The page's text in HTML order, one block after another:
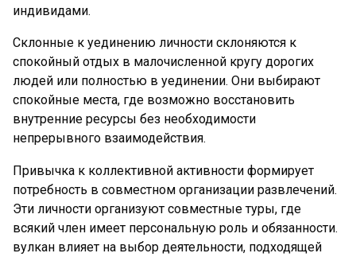
индивидами.
Склонные к уединению личности склоняются к
спокойный отдых в малочисленной кругу дорогих
людей или полностью в уединении. Они выбирают
спокойные места, где возможно восстановить
внутренние ресурсы без необходимости
непрерывного взаимодействия.
Привычка к коллективной активности формирует
потребность в совместном организации развлечений.
Эти личности организуют совместные туры, где
всякий член имеет персональную роль и обязанности.
вулкан влияет на выбор деятельности, подходящей